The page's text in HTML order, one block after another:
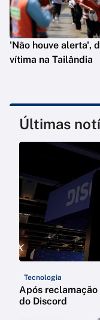
'Não houve alerta',
vítima na Tailândia
Últimas
Tecnologia
Após reclamação
do Discord